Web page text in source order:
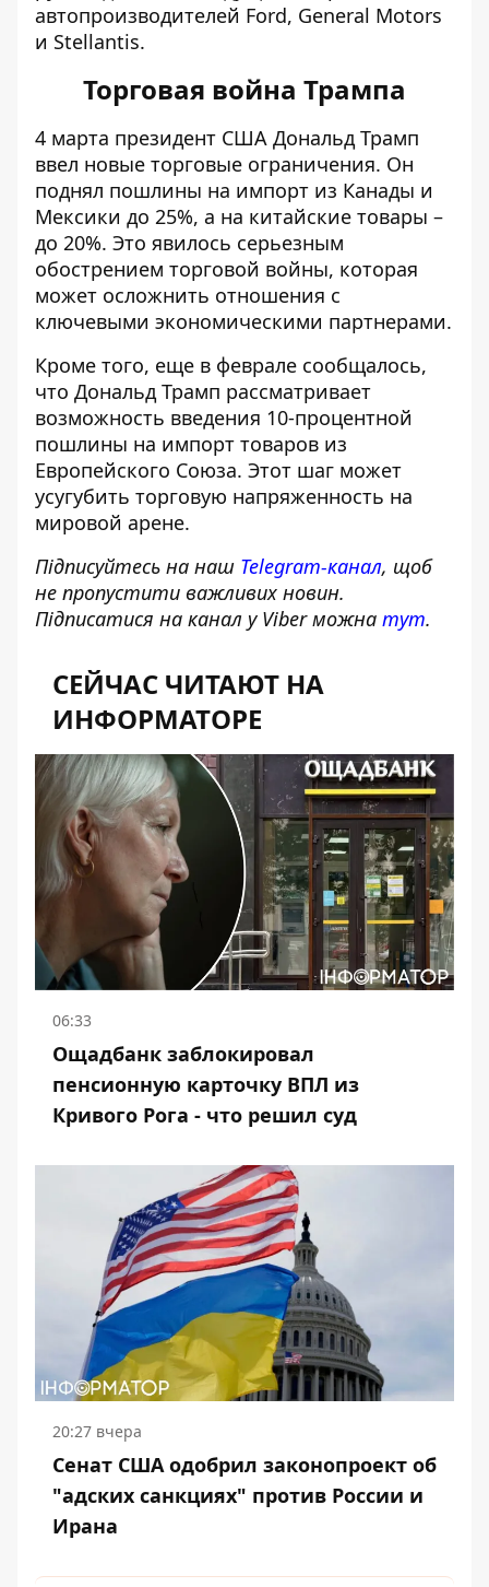
автопроизводителей Ford, General Motors
и Stellantis.
Торговая война Трампа
4 марта президент США Дональд Трамп
ввел новые торговые ограничения. Он
поднял пошлины на импорт из Канады и
Мексики до 25%, а на китайские товары –
до 20%. Это явилось серьезным
обострением торговой войны, которая
может осложнить отношения с
ключевыми экономическими партнерами.
Кроме того, еще в феврале сообщалось,
что Дональд Трамп рассматривает
возможность введения 10-процентной
пошлины на импорт товаров из
Европейского Союза. Этот шаг может
усугубить торговую напряженность на
мировой арене.
Підписуйтесь на наш Telegram-канал, щоб
не пропустити важливих новин.
Підписатися на канал у Viber можна тут.
СЕЙЧАС ЧИТАЮТ НА
ИНФОРМАТОРЕ
06:33
Ощадбанк заблокировал
пенсионную карточку ВПЛ из
Кривого Рога - что решил суд
20:27 вчера
Сенат США одобрил законопроект об
"адских санкциях" против России и
Ирана